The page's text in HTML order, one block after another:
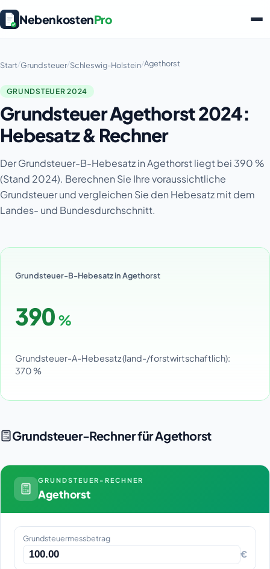
NebenkostenPro
Start/Grundsteuer/Schleswig-Holstein/Agethorst
GRUNDSTEUER 2024
Grundsteuer Agethorst 2024:
Hebesatz & Rechner
Der Grundsteuer-B-Hebesatz in Agethorst liegt bei 390 %
(Stand 2024). Berechnen Sie Ihre voraussichtliche
Grundsteuer und vergleichen Sie den Hebesatz mit dem
Landes- und Bundesdurchschnitt.
Grundsteuer-B-Hebesatz in Agethorst
390 %
Grundsteuer-A-Hebesatz (land-/forstwirtschaftlich):
370 %
Grundsteuer-Rechner für Agethorst
GRUNDSTEUER-RECHNER
Agethorst
Grundsteuermessbetrag
€